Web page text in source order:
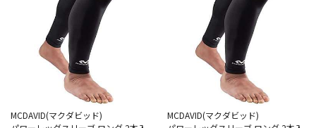
MCDAVID(マクダビッド)
MCDAVID(マクダビッド)